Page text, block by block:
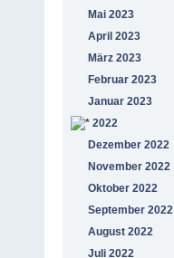
Mai 2023
April 2023
März 2023
Februar 2023
Januar 2023
2022
Dezember 2022
November 2022
Oktober 2022
September 2022
August 2022
Juli 2022